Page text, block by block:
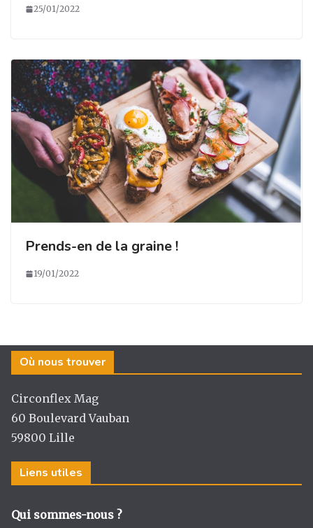
25/01/2022
Prends-en de la graine !
19/01/2022
Où nous trouver
Circonflex Mag
60 Boulevard Vauban
59800 Lille
Liens utiles
Qui sommes-nous ?